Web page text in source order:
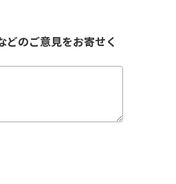
のご意見をお寄せく